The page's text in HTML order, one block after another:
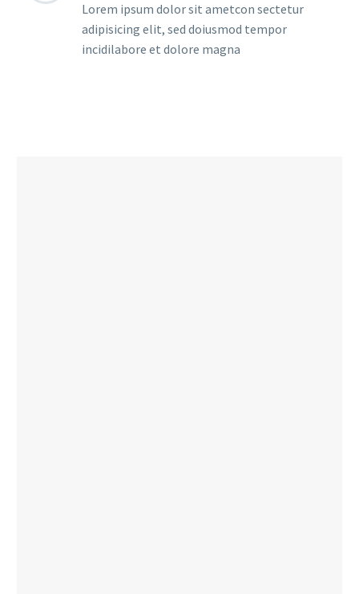
Lorem ipsum dolor sit ametcon sectetur
adipisicing elit, sed doiusmod tempor
incidilabore et dolore magna